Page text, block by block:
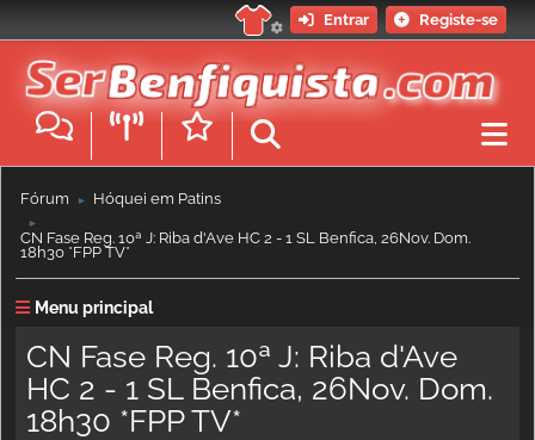
Entrar Registe-se
Fórum ► Hóquei em Patins
►
CN Fase Reg. 10ª J: Riba d'Ave HC 2 - 1 SL Benfica, 26Nov. Dom.
18h30 *FPP TV*
Menu principal
CN Fase Reg. 10ª J: Riba d'Ave
HC 2 - 1 SL Benfica, 26Nov. Dom.
18h30 *FPP TV*